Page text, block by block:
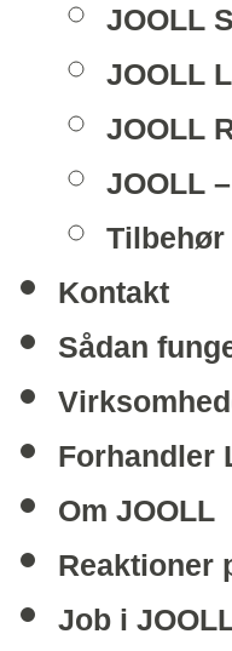
JOOLL
JOOLL
JOOLL
JOOLL
Kontakt
Sådan
Forhandler
Om JOOLL
Reaktioner
Job i